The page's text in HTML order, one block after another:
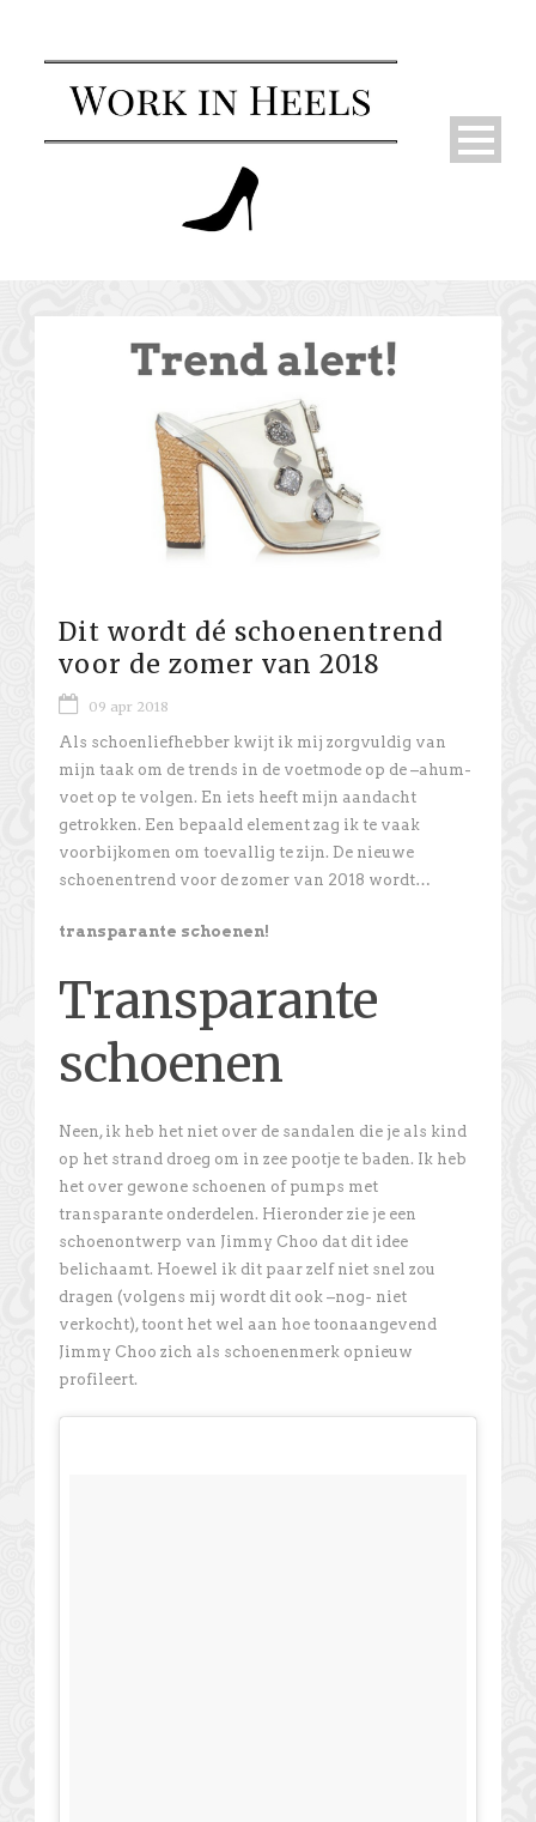
Dit wordt dé schoenentrend
voor de zomer van 2018
09 apr 2018
Als schoenliefhebber kwijt ik mij zorgvuldig van
mijn taak om de trends in de voetmode op de –ahum-
voet op te volgen. En iets heeft mijn aandacht
getrokken. Een bepaald element zag ik te vaak
voorbijkomen om toevallig te zijn. De nieuwe
schoenentrend voor de zomer van 2018 wordt…
transparante schoenen!
Transparante
schoenen
Neen, ik heb het niet over de sandalen die je als kind
op het strand droeg om in zee pootje te baden. Ik heb
het over gewone schoenen of pumps met
transparante onderdelen. Hieronder zie je een
schoenontwerp van Jimmy Choo dat dit idee
belichaamt. Hoewel ik dit paar zelf niet snel zou
dragen (volgens mij wordt dit ook –nog- niet
verkocht), toont het wel aan hoe toonaangevend
Jimmy Choo zich als schoenenmerk opnieuw
profileert.